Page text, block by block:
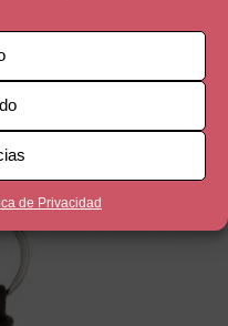
de Privacidad